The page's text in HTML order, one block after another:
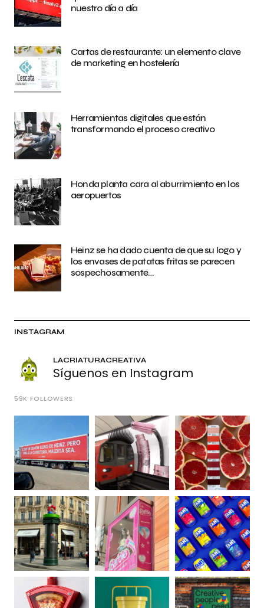
nuestro día a día
Cartas de restaurante: un elemento clave
de marketing en hostelería
Herramientas digitales que están
transformando el proceso creativo
Honda planta cara al aburrimiento en los
aeropuertos
Heinz se ha dado cuenta de que su logo y
los envases de patatas fritas se parecen
sospechosamente…
INSTAGRAM
LACRIATURACREATIVA
Síguenos en Instagram
59K FOLLOWERS